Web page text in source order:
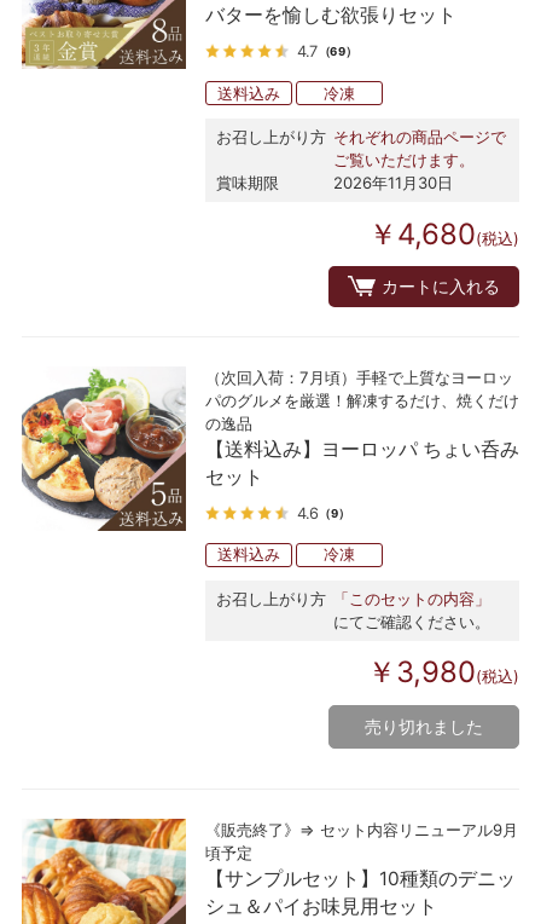
バターを愉しむ欲張りセット
4.7 （69）
送料込み 冷凍
お召し上がり方 それぞれの商品ページで
ご覧いただけます。
賞味期限
2026年11月30日
￥4,680(税込)
カートに入れる
（次回入荷：7月頃）手軽で上質なヨーロッ
パのグルメを厳選！解凍するだけ、焼くだけ
の逸品
【送料込み】ヨーロッパ ちょい呑み
セット
4.6 （9）
送料込み 冷凍
お召し上がり方
「このセットの内容」
にてご確認ください。
￥3,980(税込)
売り切れました
《販売終了》⇒ セット内容リニューアル9月
頃予定
【サンプルセット】10種類のデニッ
シュ＆パイお味見用セット